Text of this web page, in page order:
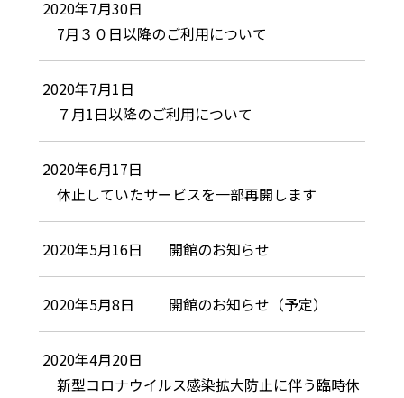
2020年7月30日
7月３０日以降のご利用について
2020年7月1日
７月1日以降のご利用について
2020年6月17日
休止していたサービスを一部再開します
2020年5月16日 開館のお知らせ
2020年5月8日 開館のお知らせ（予定）
2020年4月20日
新型コロナウイルス感染拡大防止に伴う臨時休